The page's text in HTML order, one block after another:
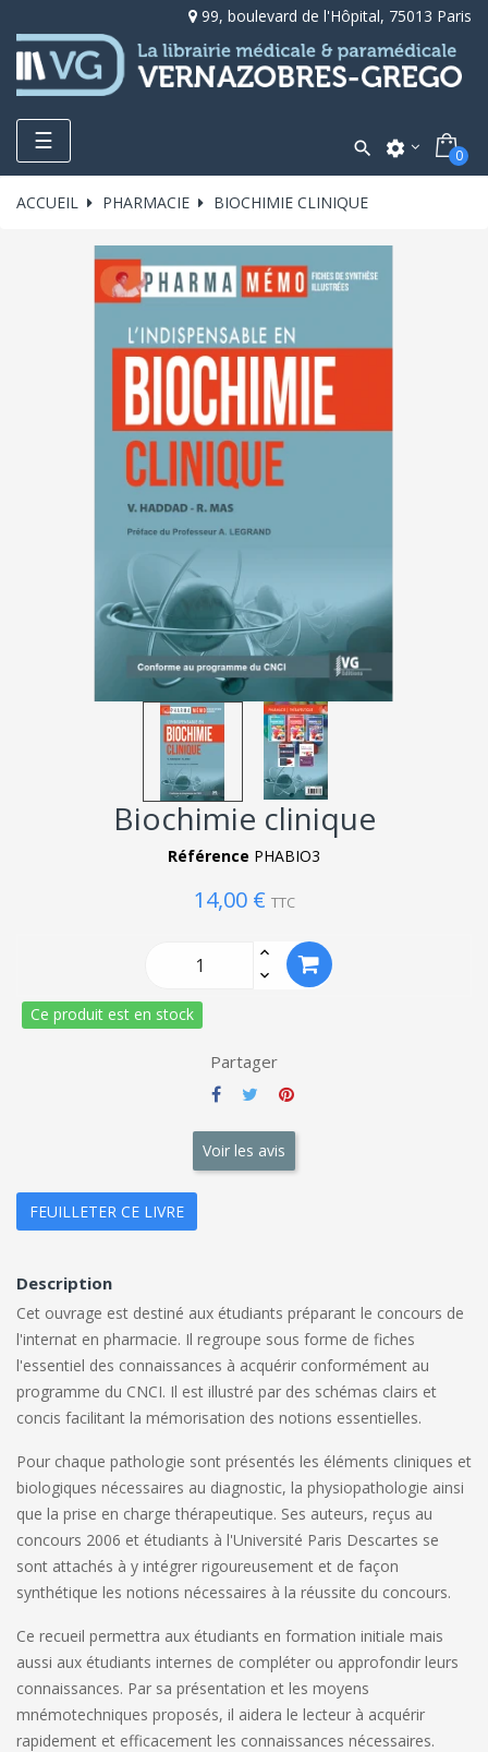
99, boulevard de l'Hôpital, 75013 Paris
Toggle
navigation
☰  settings 0
ACCUEIL PHARMACIE BIOCHIMIE CLINIQUE
Biochimie clinique
Référence PHABIO3
14,00 € TTC
Ce produit est en stock
Partager
Voir les avis
FEUILLETER CE LIVRE
Description
Cet ouvrage est destiné aux étudiants préparant le concours de
l'internat en pharmacie. Il regroupe sous forme de fiches
l'essentiel des connaissances à acquérir conformément au
programme du CNCI. Il est illustré par des schémas clairs et
concis facilitant la mémorisation des notions essentielles.
Pour chaque pathologie sont présentés les éléments cliniques et
biologiques nécessaires au diagnostic, la physiopathologie ainsi
que la prise en charge thérapeutique. Ses auteurs, reçus au
concours 2006 et étudiants à l'Université Paris Descartes se
sont attachés à y intégrer rigoureusement et de façon
synthétique les notions nécessaires à la réussite du concours.
Ce recueil permettra aux étudiants en formation initiale mais
aussi aux étudiants internes de compléter ou approfondir leurs
connaissances. Par sa présentation et les moyens
mnémotechniques proposés, il aidera le lecteur à acquérir
rapidement et efficacement les connaissances nécessaires.